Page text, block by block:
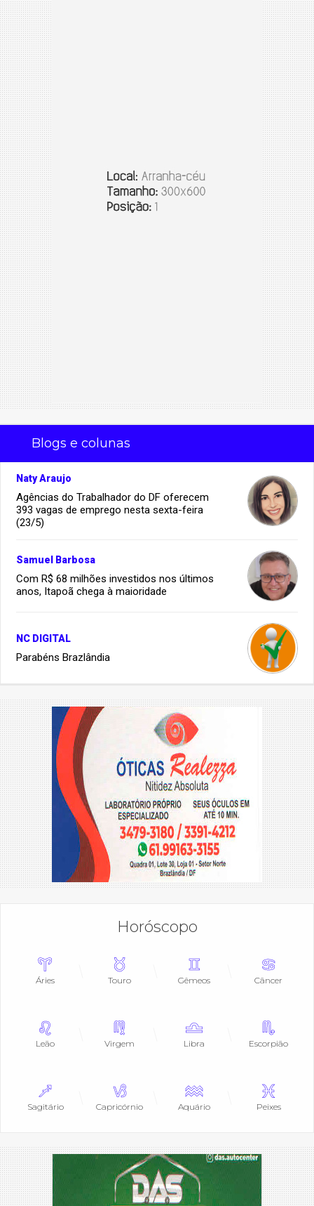
Blogs e colunas
Naty Araujo
Agências do Trabalhador do DF oferecem
393 vagas de emprego nesta sexta-feira
(23/5)
Samuel Barbosa
Com R$ 68 milhões investidos nos últimos
anos, Itapoã chega à maioridade
NC DIGITAL
Parabéns Brazlândia
Horóscopo
Áries Touro Gêmeos Câncer
Leão Virgem Libra Escorpião
Sagitário Capricórnio Aquário Peixes